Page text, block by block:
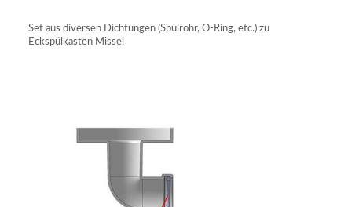
Set aus diversen Dichtungen (Spülrohr, O-Ring, etc.) zu
Eckspülkasten Missel